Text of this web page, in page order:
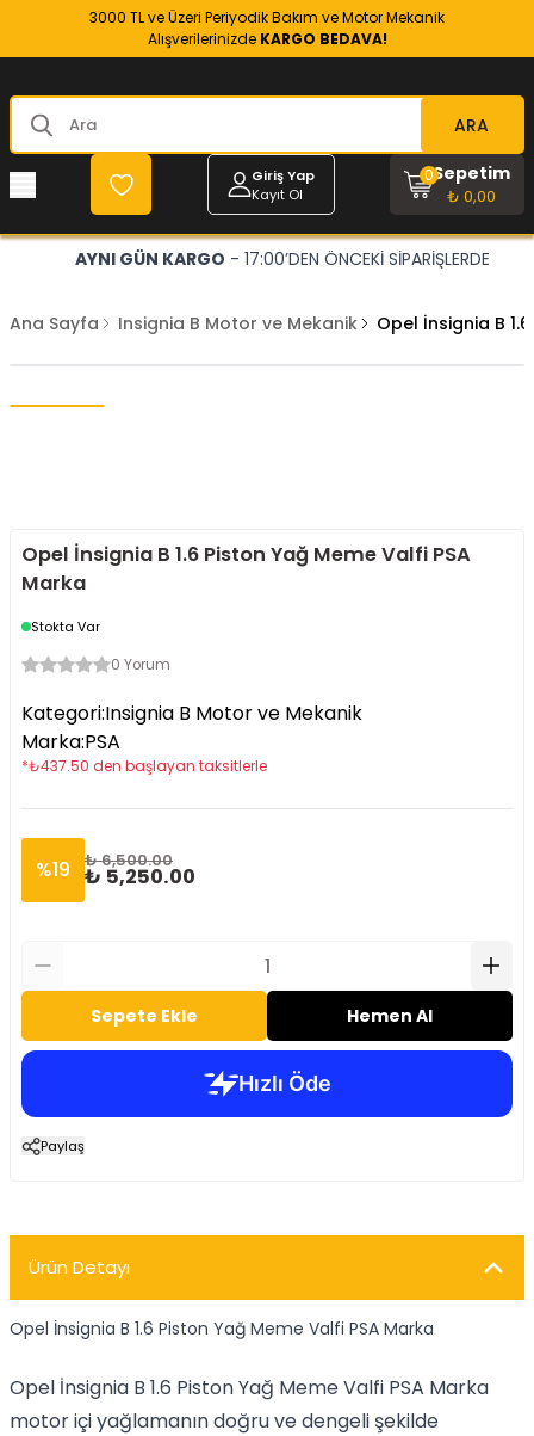
3000 TL ve Üzeri Periyodik Bakım ve Motor Mekanik
Alışverilerinizde KARGO BEDAVA!
ARA
Giriş Yap
Kayıt Ol
Sepetim
₺ 0,00
0
AYNI GÜN KARGO - 17:00’DEN ÖNCEKİ SİPARİŞLERDE
Ana Sayfa Insignia B Motor ve Mekanik Opel İnsignia B
Opel İnsignia B 1.6 Piston Yağ Meme Valfi PSA
Marka
Stokta Var
0 Yorum
Kategori:Insignia B Motor ve Mekanik
Marka:PSA
*₺437.50 den başlayan taksitlerle
%19 ₺ 6,500.00
₺ 5,250.00
Sepete Ekle Hemen Al
Paylaş
Ürün Detayı
Opel İnsignia B 1.6 Piston Yağ Meme Valfi PSA Marka
Opel İnsignia B 1.6 Piston Yağ Meme Valfi PSA Marka
motor içi yağlamanın doğru ve dengeli şekilde